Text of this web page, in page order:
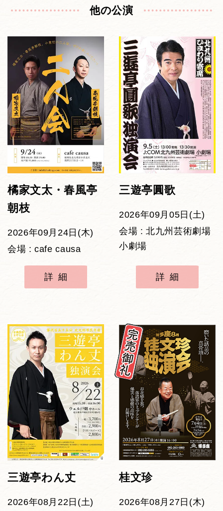
他の公演
橘家文太・春風亭
朝枝
2026年09月24日(木)
会場 : cafe causa
詳細
三遊亭圓歌
2026年09月05日(土)
会場 : 北九州芸術劇場
小劇場
詳細
三遊亭わん丈
2026年08月22日(土)
桂文珍
2026年08月27日(木)